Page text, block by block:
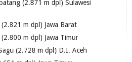
(2.871 m dpl) Sulawesi
m dpl) Jawa Barat
m dpl) Jawa Timur
(2.728 m dpl) D.I. Aceh